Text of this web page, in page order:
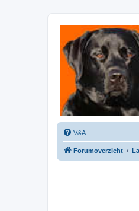
Het gezelligste
V&A
Forumoverzicht